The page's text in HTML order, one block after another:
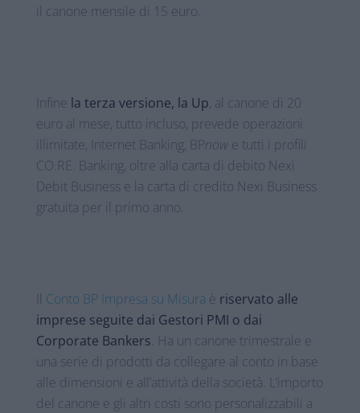
il canone mensile di 15 euro.
Infine la terza versione, la Up, al canone di 20
euro al mese, tutto incluso, prevede operazioni
illimitate, Internet Banking, BPnowe tutti i profili
CO.RE. Banking, oltre alla carta di debito Nexi
Debit Business e la carta di credito Nexi Business
gratuita per il primo anno.
Conto BP Impresa su Misura è riservato alle
imprese seguite dai Gestori PMI o dai
Corporate Bankers . Ha un canone trimestrale e
una serie di prodotti da collegare al conto in base
alle dimensioni e all’attività della società. L’importo
del canone e gli altri costi sono personalizzabili a